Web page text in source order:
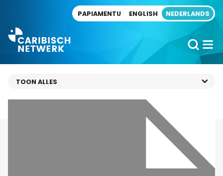
PAPIAMENTU ENGLISH NEDERLANDS